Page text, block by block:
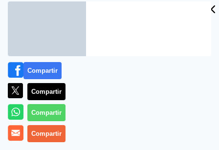
Al Real Madrid le han puesto el fichaje de Cesc
Fàbregas en bandeja de plata… Pero el club que
Compartir
Compartir
Compartir
Compartir